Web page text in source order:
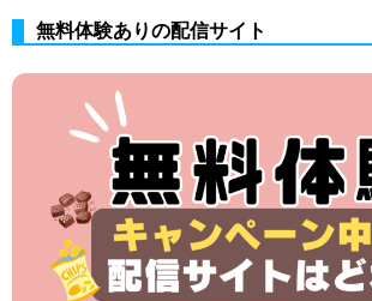
無料体験ありの配信サイト